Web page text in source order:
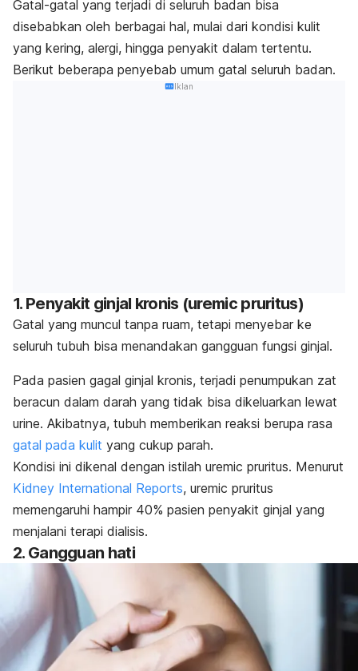
Gatal-gatal yang terjadi di seluruh badan bisa
disebabkan oleh berbagai hal, mulai dari kondisi kulit
yang kering, alergi, hingga penyakit dalam tertentu.
Berikut beberapa penyebab umum gatal seluruh badan.
Iklan
1. Penyakit ginjal kronis (uremic pruritus)
Gatal yang muncul tanpa ruam, tetapi menyebar ke
seluruh tubuh bisa menandakan gangguan fungsi ginjal.
Pada pasien gagal ginjal kronis, terjadi penumpukan zat
beracun dalam darah yang tidak bisa dikeluarkan lewat
urine. Akibatnya, tubuh memberikan reaksi berupa rasa
gatal pada kulit yang cukup parah.
Kondisi ini dikenal dengan istilah uremic pruritus. Menurut
Kidney International Reports, uremic pruritus
memengaruhi hampir 40% pasien penyakit ginjal yang
menjalani terapi dialisis.
2. Gangguan hati